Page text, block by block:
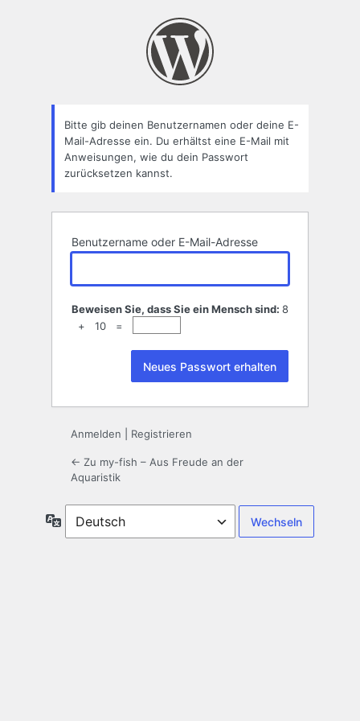
Bitte gib deinen Benutzernamen oder deine E-
Mail-Adresse ein. Du erhältst eine E-Mail mit
Anweisungen, wie du dein Passwort
zurücksetzen kannst.
Benutzername oder E-Mail-Adresse
Beweisen Sie, dass Sie ein Mensch sind: 8
+ 10 =
Anmelden Registrieren
← Zu my-fish – Aus Freude an der
Aquaristik
Sprache